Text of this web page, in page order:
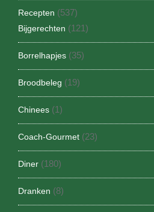
Recepten (537)
Bijgerechten (121)
Borrelhapjes (35)
Broodbeleg (19)
Chinees (1)
Coach-Gourmet (23)
Diner (180)
Dranken (8)